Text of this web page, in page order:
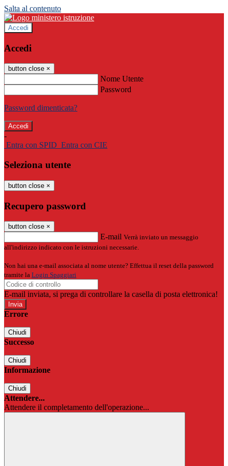
Salta al contenuto
Accedi
Accedi
button close ×
Nome Utente
Password
Password dimenticata?
-
Entra con SPID Entra con CIE
Seleziona utente
button close ×
Recupero password
button close ×
E-mail Verrà inviato un messaggio
all'indirizzo indicato con le istruzioni necessarie.
Non hai una e-mail associata al nome utente? Effettua il reset della password
tramite la Login Spaggiari
E-mail inviata, si prega di controllare la casella di posta elettronica!
Errore
Chiudi
Successo
Chiudi
Informazione
Chiudi
Attendere...
Attendere il completamento dell'operazione...